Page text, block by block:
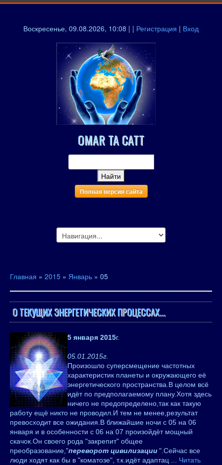
Воскресенье, 09.08.2026, 10:08 | | Регистрация | Вход
OMAR TA CATT
Полная версия сайта
Главная » 2015 » Январь » 05
О ТЕКУЩИХ ЭНЕРГЕТИЧЕСКИХ ПРОЦЕССАХ...
5 января 2015г.
05.01.2015г.
Произошло суперсмещение частотных
характеристик планеты и окружающего её
энергетического пространства.В целом всё
идёт по предполагаемому плану.Хотя здесь
ничего не предопределено,так как такую
работу ещё никто не проводил.И тем не менее,результат
превосходит все ожидания.В ближайшие ночи с 05 на 06
января и в особенности с 06 на 07 произойдёт мощный
скачок.Он своего рода "закрепит" общее
преобразование,"переворот цивилизации".Сейчас все
люди ходят как бы в "коматозе", т.к.идёт адаптац
Читать